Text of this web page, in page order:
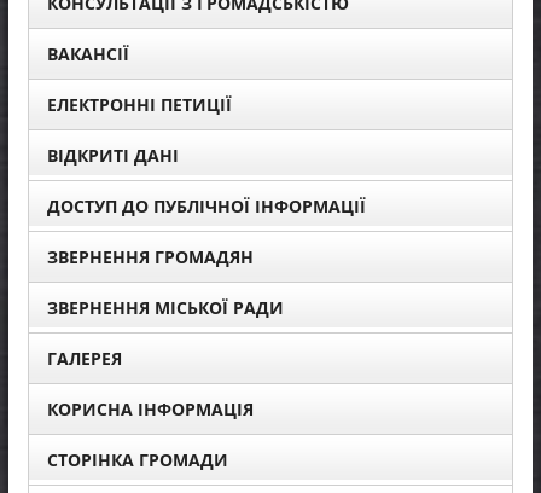
ВАКАНСІЇ
ЕЛЕКТРОННІ ПЕТИЦІЇ
ВІДКРИТІ ДАНІ
ДОСТУП ДО ПУБЛІЧНОЇ ІНФОРМАЦІЇ
ЗВЕРНЕННЯ ГРОМАДЯН
ЗВЕРНЕННЯ МІСЬКОЇ РАДИ
ГАЛЕРЕЯ
КОРИСНА ІНФОРМАЦІЯ
СТОРІНКА ГРОМАДИ